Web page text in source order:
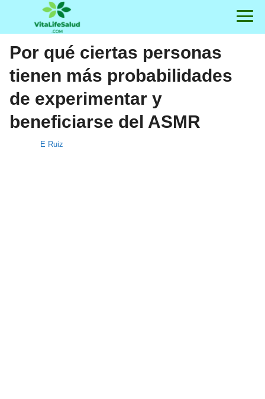
Por qué ciertas personas
tienen más probabilidades
de experimentar y
beneficiarse del ASMR
E Ruiz